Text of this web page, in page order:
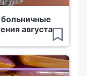
августа